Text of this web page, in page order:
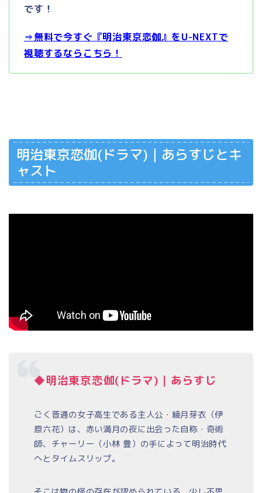
です！
⇒無料で今すぐ『明治東京恋伽』をU-NEXTで
視聴するならこちら！
明治東京恋伽(ドラマ)｜あらすじとキ
ャスト
◆明治東京恋伽(ドラマ)｜あらすじ
ごく普通の女子高生である主人公・綾月芽衣（伊
原六花）は、赤い満月の夜に出会った自称・奇術
師、チャーリー（小林 豊）の手によって明治時代
へとタイムスリップ。